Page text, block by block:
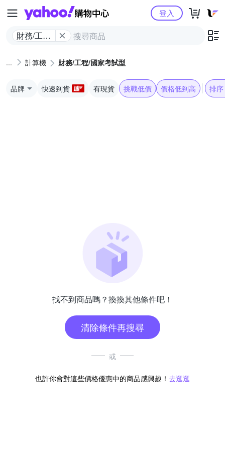
Yahoo購物中心
財務/工程/
型
登入
計算機 財務/工程/國家考試型
品牌 快速到貨 有現貨 挑戰低價 價格低到高 排序
找不到商品嗎？換換其他條件吧！
清除條件再搜尋
或
也許你會對這些價格優惠中的商品感興趣！ 去逛逛